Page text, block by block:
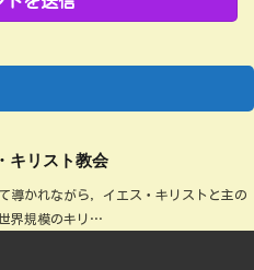
キリスト教会
導かれながら，イエス・キリストと主の
界規模のキリ…